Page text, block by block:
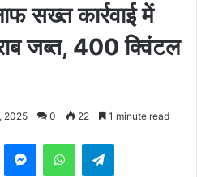
सख्त कार्रवाई में
जब्त, 400 क्विंटल
2025 0 22 1 minute read
MessengerWhatsAppTelegram